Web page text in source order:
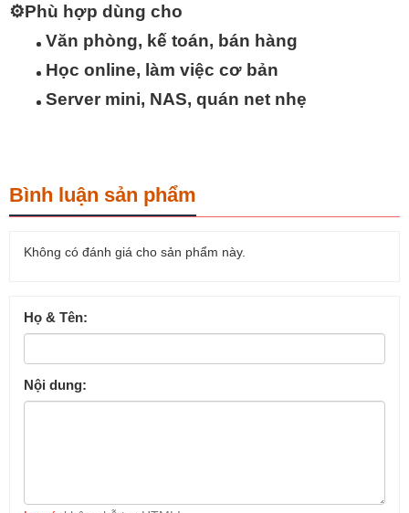
⚙️Phù hợp dùng cho
Văn phòng, kế toán, bán hàng
Học online, làm việc cơ bản
Server mini, NAS, quán net nhẹ
Bình luận sản phẩm
Không có đánh giá cho sản phẩm này.
Họ & Tên:
Nội dung: